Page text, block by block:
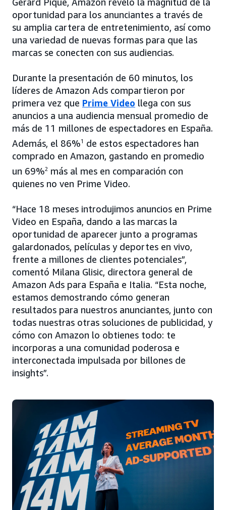
oportunidad para los anunciantes a través de
su amplia cartera de entretenimiento, así como
una variedad de nuevas formas para que las
marcas se conecten con sus audiencias.
Durante la presentación de 60 minutos, los
líderes de Amazon Ads compartieron por
primera vez que Prime Video llega con sus
anuncios a una audiencia mensual promedio de
más de 11 millones de espectadores en España.
Además, el 86%1
de estos espectadores han
comprado en Amazon, gastando en promedio
un 69%2 más al mes en comparación con
quienes no ven Prime Video.
“Hace 18 meses introdujimos anuncios en Prime
Video en España, dando a las marcas la
oportunidad de aparecer junto a programas
galardonados, películas y deportes en vivo,
frente a millones de clientes potenciales”,
comentó Milana Glisic, directora general de
Amazon Ads para España e Italia. “Esta noche,
estamos demostrando cómo generan
resultados para nuestros anunciantes, junto con
todas nuestras otras soluciones de publicidad, y
cómo con Amazon lo obtienes todo: te
incorporas a una comunidad poderosa e
interconectada impulsada por billones de
insights”.